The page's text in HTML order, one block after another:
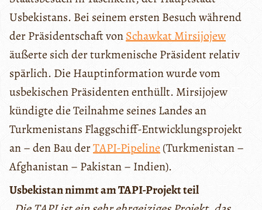
Usbekistans. Bei seinem ersten Besuch während
der Präsidentschaft vonSchawkat Mirsijojew
äußerte sich der turkmenische Präsident relativ
spärlich. Die Hauptinformation wurde vom
usbekischen Präsidenten enthüllt. Mirsijojew
kündigte die Teilnahme seines Landes an
Turkmenistans Flaggschiff-Entwicklungsprojekt
an – den Bau derTAPI-Pipeline (Turkmenistan –
Afghanistan – Pakistan – Indien).
Usbekistan nimmt am TAPI-Projekt teil